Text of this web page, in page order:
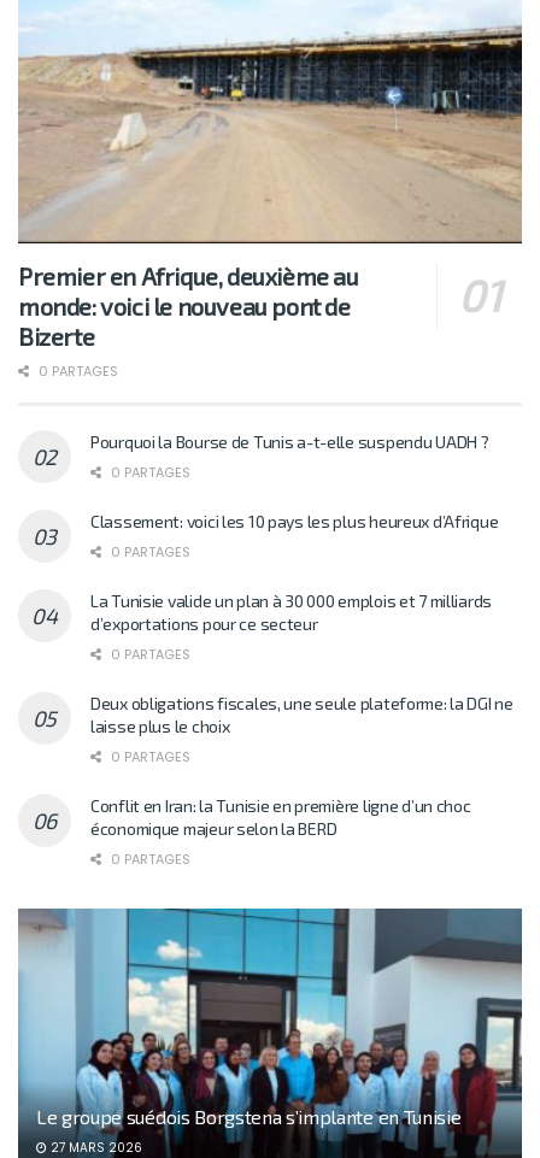
Premier en Afrique, deuxième au
monde: voici le nouveau pont de
Bizerte
0 PARTAGES
Pourquoi la Bourse de Tunis a-t-elle suspendu UADH ?
0 PARTAGES
Classement: voici les 10 pays les plus heureux d’Afrique
0 PARTAGES
La Tunisie valide un plan à 30 000 emplois et 7 milliards
d’exportations pour ce secteur
0 PARTAGES
Deux obligations fiscales, une seule plateforme: la DGI ne
laisse plus le choix
0 PARTAGES
Conflit en Iran: la Tunisie en première ligne d’un choc
économique majeur selon la BERD
0 PARTAGES
Le groupe suédois Borgstena s’implante en Tunisie
27 MARS 2026